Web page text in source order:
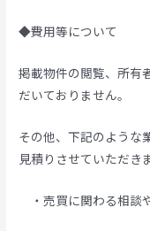
◆費用等について
掲載物件の閲覧、所有
だいておりません。
その他、下記のような
見積りさせていただき
・売買に関わる相談